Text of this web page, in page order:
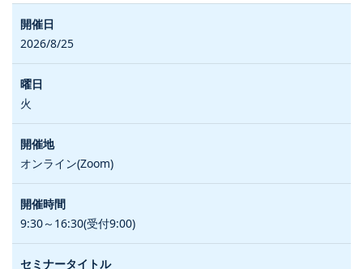
2026/8/25
火
オンライン(Zoom)
9:30～16:30(受付9:00)